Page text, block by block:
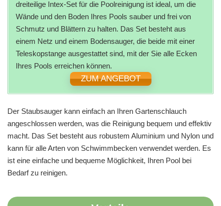
dreiteilige Intex-Set für die Poolreinigung ist ideal, um die
Wände und den Boden Ihres Pools sauber und frei von
Schmutz und Blättern zu halten. Das Set besteht aus
einem Netz und einem Bodensauger, die beide mit einer
Teleskopstange ausgestattet sind, mit der Sie alle Ecken
Ihres Pools erreichen können.
ZUM ANGEBOT
Der Staubsauger kann einfach an Ihren Gartenschlauch
angeschlossen werden, was die Reinigung bequem und effektiv
macht. Das Set besteht aus robustem Aluminium und Nylon und
kann für alle Arten von Schwimmbecken verwendet werden. Es
ist eine einfache und bequeme Möglichkeit, Ihren Pool bei
Bedarf zu reinigen.